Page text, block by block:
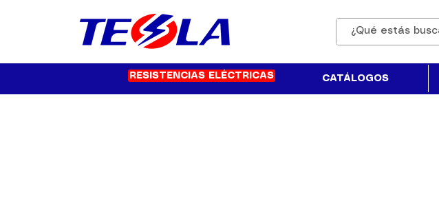
RESISTENCIAS ELÉCTRICAS CATÁLOGOS